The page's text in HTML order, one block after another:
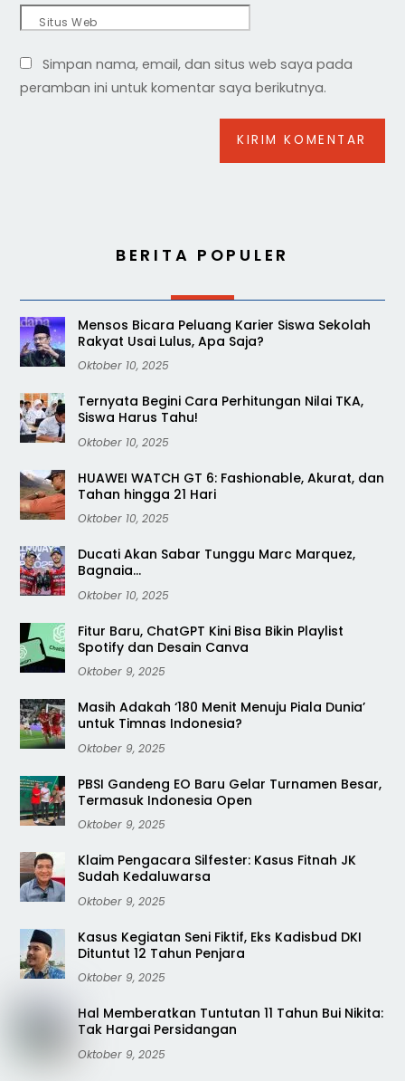
Situs Web
Simpan nama, email, dan situs web saya pada
peramban ini untuk komentar saya berikutnya.
BERITA POPULER
Mensos Bicara Peluang Karier Siswa Sekolah
Rakyat Usai Lulus, Apa Saja?
Oktober 10, 2025
Ternyata Begini Cara Perhitungan Nilai TKA,
Siswa Harus Tahu!
Oktober 10, 2025
HUAWEI WATCH GT 6: Fashionable, Akurat, dan
Tahan hingga 21 Hari
Oktober 10, 2025
Ducati Akan Sabar Tunggu Marc Marquez,
Bagnaia…
Oktober 10, 2025
Fitur Baru, ChatGPT Kini Bisa Bikin Playlist
Spotify dan Desain Canva
Oktober 9, 2025
Masih Adakah ‘180 Menit Menuju Piala Dunia’
untuk Timnas Indonesia?
Oktober 9, 2025
PBSI Gandeng EO Baru Gelar Turnamen Besar,
Termasuk Indonesia Open
Oktober 9, 2025
Klaim Pengacara Silfester: Kasus Fitnah JK
Sudah Kedaluwarsa
Oktober 9, 2025
Kasus Kegiatan Seni Fiktif, Eks Kadisbud DKI
Dituntut 12 Tahun Penjara
Oktober 9, 2025
Hal Memberatkan Tuntutan 11 Tahun Bui Nikita:
Tak Hargai Persidangan
Oktober 9, 2025